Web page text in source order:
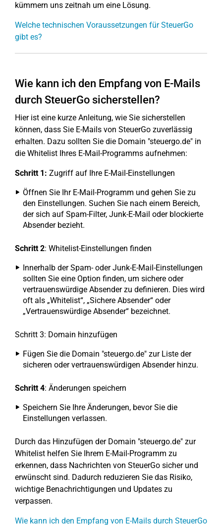
kümmern uns zeitnah um eine Lösung.
Welche technischen Voraussetzungen für SteuerGo
gibt es?
Wie kann ich den Empfang von E-Mails
durch SteuerGo sicherstellen?
Hier ist eine kurze Anleitung, wie Sie sicherstellen
können, dass Sie E-Mails von SteuerGo zuverlässig
erhalten. Dazu sollten Sie die Domain "steuergo.de" in
die Whitelist Ihres E-Mail-Programms aufnehmen:
Schritt 1: Zugriff auf Ihre E-Mail-Einstellungen
Öffnen Sie Ihr E-Mail-Programm und gehen Sie zu
den Einstellungen. Suchen Sie nach einem Bereich,
der sich auf Spam-Filter, Junk-E-Mail oder blockierte
Absender bezieht.
Schritt 2: Whitelist-Einstellungen finden
Innerhalb der Spam- oder Junk-E-Mail-Einstellungen
sollten Sie eine Option finden, um sichere oder
vertrauenswürdige Absender zu definieren. Dies wird
oft als „Whitelist“, „Sichere Absender“ oder
„Vertrauenswürdige Absender“ bezeichnet.
Schritt 3: Domain hinzufügen
Fügen Sie die Domain "steuergo.de" zur Liste der
sicheren oder vertrauenswürdigen Absender hinzu.
Schritt 4: Änderungen speichern
Speichern Sie Ihre Änderungen, bevor Sie die
Einstellungen verlassen.
Durch das Hinzufügen der Domain "steuergo.de" zur
Whitelist helfen Sie Ihrem E-Mail-Programm zu
erkennen, dass Nachrichten von SteuerGo sicher und
erwünscht sind. Dadurch reduzieren Sie das Risiko,
wichtige Benachrichtigungen und Updates zu
verpassen.
Wie kann ich den Empfang von E-Mails durch SteuerGo